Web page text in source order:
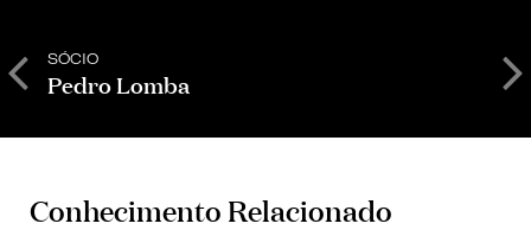
SÓCIO
Pedro Lomba
Conhecimento Relacionado